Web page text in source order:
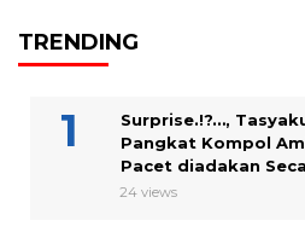
TRENDING
Surprise.!?…,
Pangkat Kompol
Pacet diadakan
24 views